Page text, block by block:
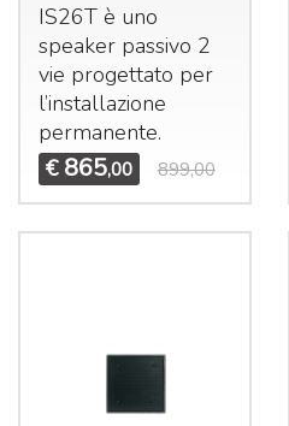
IS26T è uno
speaker passivo 2
vie progettato per
l’installazione
permanente.
€ 865,00 899,00